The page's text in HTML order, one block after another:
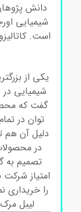
دانش پژوهان
شیمیایی
است.
یکی از
شیمیایی در
گفت که
توان در
دلیل آن هم
تصمیم به
امتیاز شرکت
را خریداری
لیبل مرک